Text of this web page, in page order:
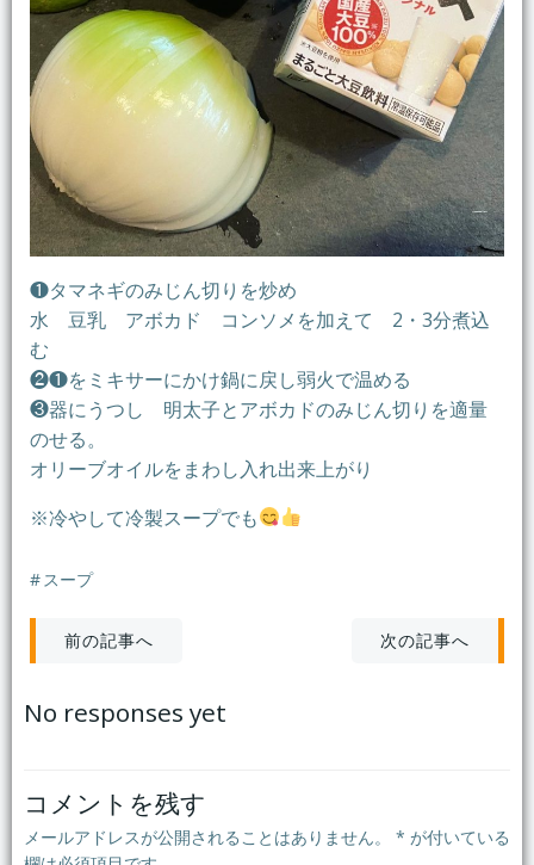
❶タマネギのみじん切りを炒め
水 豆乳 アボカド コンソメを加えて 2・3分煮込
む
❷❶をミキサーにかけ鍋に戻し弱火で温める
❸器にうつし 明太子とアボカドのみじん切りを適量
のせる。
オリーブオイルをまわし入れ出来上がり
※冷やして冷製スープでも
# スープ
投
稿
ビ
前の記事へ
ビ
次の記事へ
No responses yet
コメントを残す
メールアドレスが公開されることはありません。 * が付いている